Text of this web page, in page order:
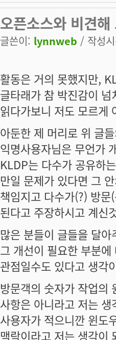
오픈소스와 비견
글쓴이: lynnweb / 작성
활동은 거의 못했지만,
글타래가 참 박진감이 넘
읽다가보니 저도 모르게
아둔한 제 머리로 위 글
익명사용자님은 무언가
KLDP는 다수가 공유하
만일 문제가 있다면 그
책임지고 다수가(?) 방
된다고 주장하시고 계신
많은 분들이 글들을 달
그 개선이 필요한 부분
관점일수도 있다고 생각
방문객의 숫자가 작업의
사항은 아니라고 저는
사용자가 적으니깐 윈도
맥락이라고 저는 생각이